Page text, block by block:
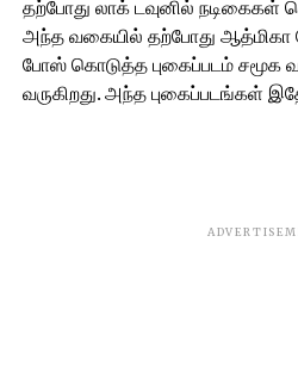
தற்போது லாக் டவுனில் நடிகைகள்
அந்த வகையில் தற்போது ஆத்மிகா
போஸ் கொடுத்த புகைப்படம் சமூக
வருகிறது. அந்த புகைப்படங்கள்